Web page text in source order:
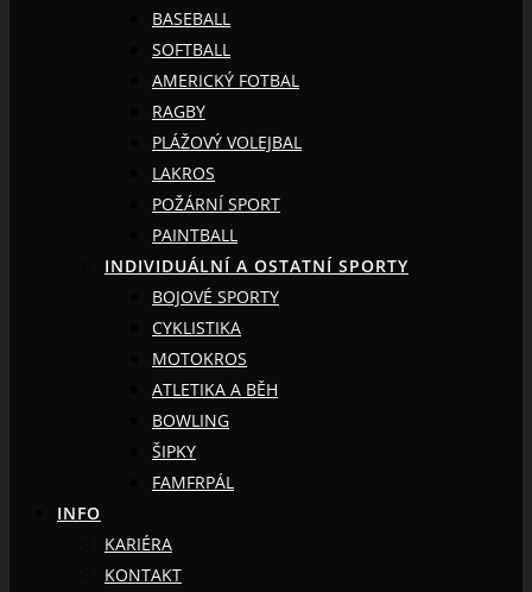
BASEBALL
SOFTBALL
AMERICKÝ FOTBAL
RAGBY
PLÁŽOVÝ VOLEJBAL
LAKROS
POŽÁRNÍ SPORT
PAINTBALL
INDIVIDUÁLNÍ A OSTATNÍ SPORTY
BOJOVÉ SPORTY
CYKLISTIKA
MOTOKROS
ATLETIKA A BĚH
BOWLING
ŠIPKY
FAMFRPÁL
INFO
KARIÉRA
KONTAKT